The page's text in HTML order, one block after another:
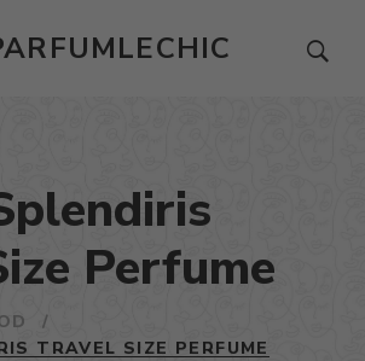
Perfume
/
TRAVEL SIZE PERFUME